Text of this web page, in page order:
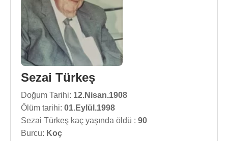
Sezai Türkeş
Doğum Tarihi: 12.Nisan.1908
Ölüm tarihi: 01.Eylül.1998
Sezai Türkeş kaç yaşında öldü : 90
Burcu: Koç